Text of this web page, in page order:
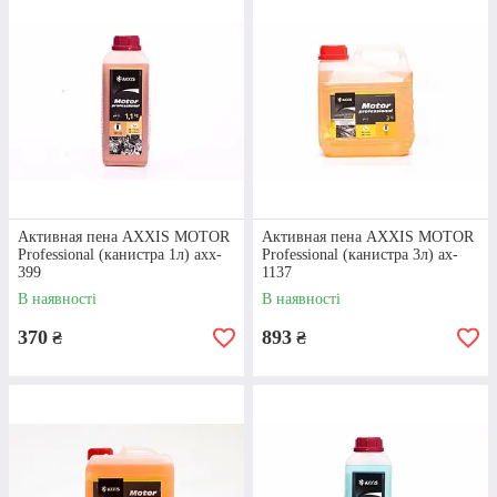
Активная пена AXXIS MOTOR
Professional (канистра 1л) axx-
399
В наявності
370 ₴
Активная пена AXXIS MOTOR
Professional (канистра 3л) ax-
1137
В наявності
893 ₴